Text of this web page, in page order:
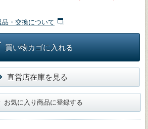
品・交換について
買い物カゴに入れる
直営店在庫を見る
お気に入り商品に登録する